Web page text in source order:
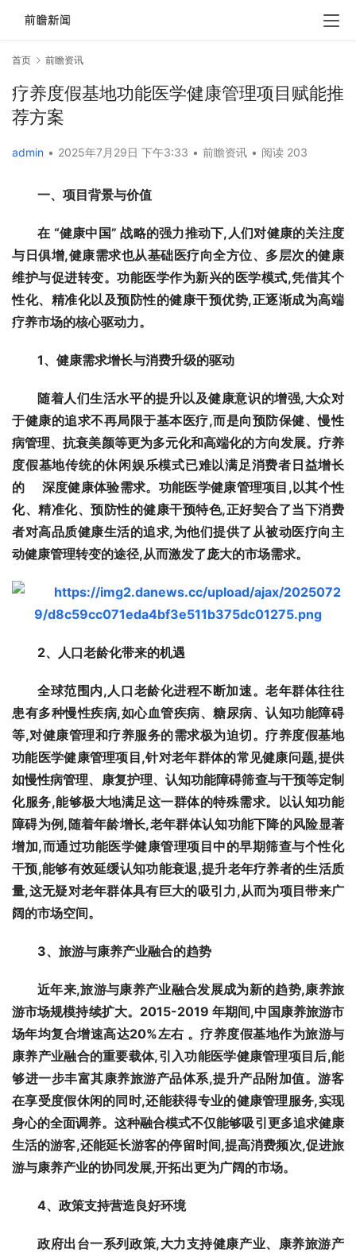
首页 前瞻资讯
疗养度假基地功能医学健康管理项目赋能推
荐方案
admin • 2025年7月29日 下午3:33 • 前瞻资讯 • 阅读 203
一、项目背景与价值
在 “健康中国” 战略的强力推动下,人们对健康的关注度
与日俱增,健康需求也从基础医疗向全方位、多层次的健康
维护与促进转变。功能医学作为新兴的医学模式,凭借其个
性化、精准化以及预防性的健康干预优势,正逐渐成为高端
疗养市场的核心驱动力。
1、 健康需求增长与消费升级的驱动
随着人们生活水平的提升以及健康意识的增强,大众对
于健康的追求不再局限于基本医疗,而是向预防保健、慢性
病管理、抗衰美颜等更为多元化和高端化的方向发展。疗养
度假基地传统的休闲娱乐模式已难以满足消费者日益增长
的     深度健康体验需求。功能医学健康管理项目,以其个性
化、精准化、预防性的健康干预特色,正好契合了当下消费
者对高品质健康生活的追求,为他们提供了从被动医疗向主
动健康管理转变的途径,从而激发了庞大的市场需求。
2、 人口老龄化带来的机遇
全球范围内,人口老龄化进程不断加速。老年群体往往
患有多种慢性疾病,如心血管疾病、糖尿病、认知功能障碍
等,对健康管理和疗养服务的需求极为迫切。疗养度假基地
功能医学健康管理项目,针对老年群体的常见健康问题,提供
如慢性病管理、康复护理、认知功能障碍筛查与干预等定制
化服务,能够极大地满足这一群体的特殊需求。以认知功能
障碍为例,随着年龄增长,老年群体认知功能下降的风险显著
增加,而通过功能医学健康管理项目中的早期筛查与个性化
干预,能够有效延缓认知功能衰退,提升老年疗养者的生活质
量,这无疑对老年群体具有巨大的吸引力,从而为项目带来广
阔的市场空间。
3、 旅游与康养产业融合的趋势
近年来,旅游与康养产业融合发展成为新的趋势,康养旅
游市场规模持续扩大。2015-2019 年期间,中国康养旅游市
场年均复合增速高达20%左右 。疗养度假基地作为旅游与
康养产业融合的重要载体,引入功能医学健康管理项目后,能
够进一步丰富其康养旅游产品体系,提升产品附加值。游客
在享受度假休闲的同时,还能获得专业的健康管理服务,实现
身心的全面调养。这种融合模式不仅能够吸引更多追求健康
生活的游客,还能延长游客的停留时间,提高消费频次,促进旅
游与康养产业的协同发展,开拓出更为广阔的市场。
4、 政策支持营造良好环境
政府出台一系列政策,大力支持健康产业、康养旅游产